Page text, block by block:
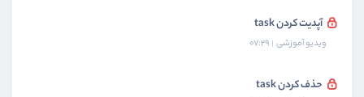
آپدیت کردن task
ویدیو آموزشی 07:29
حذف کردن task